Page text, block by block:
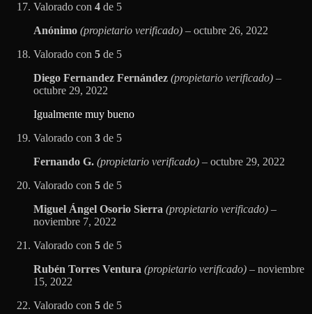
Valorado con 4 de 5
Anónimo (propietario verificado) – octubre 26, 2022
Valorado con 5 de 5
Diego Fernandez Fernández (propietario verificado) –
octubre 29, 2022
Igualmente muy bueno
Valorado con 3 de 5
Fernando G. (propietario verificado) – octubre 29, 2022
Valorado con 5 de 5
Miguel Ángel Osorio Sierra (propietario verificado) –
noviembre 7, 2022
Valorado con 5 de 5
Rubén Torres Ventura (propietario verificado) – noviembre
15, 2022
Valorado con 5 de 5